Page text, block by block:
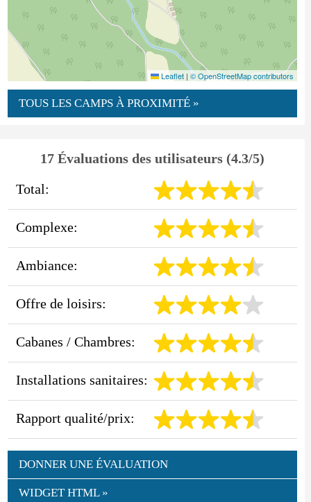
Leaflet | © OpenStreetMap contributors
TOUS LES CAMPS À PROXIMITÉ »
17 Évaluations des utilisateurs (4.3/5)
Total:
Complexe:
Ambiance:
Offre de loisirs:
Cabanes / Chambres:
Installations sanitaires:
Rapport qualité/prix:
DONNER UNE ÉVALUATION
WIDGET HTML »